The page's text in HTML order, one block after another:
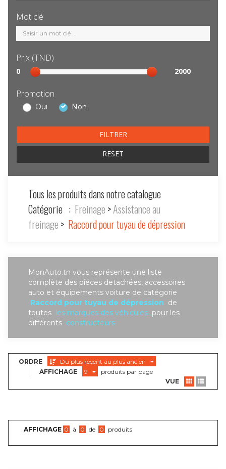
Mot clé
Mot
clé
Prix (TND)
Sélection
prix
0 2000
Promotion
Oui Non
RESET
Tous les produits dans notre catalogue
Catégorie : Freinage >Assistance au
freinage > Raccord pour tuyau de dépression
MonAuto.tn vous représente une liste
complète des piéces detachées, accessoires
auto et équipements voiture de catégorie
Raccord pour tuyau de dépression de
toutes les marques des véhicules pour les
différents constructeurs
ORDRE
Du plus récent au plus ancien
AFFICHAGE
9
produits par page
VUE
AFFICHAGE 0 à 0 de 0 produits